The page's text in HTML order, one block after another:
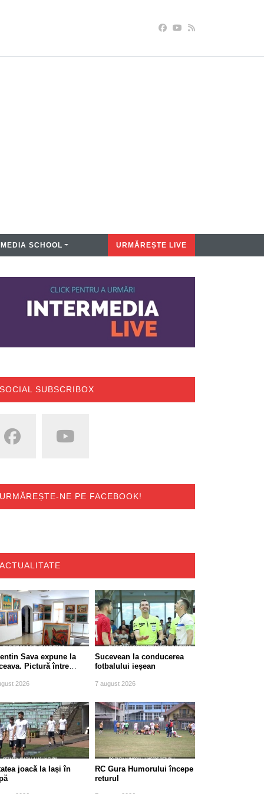
MEDIA SCHOOL URMĂREȘTE LIVE
SOCIAL SUBSCRIBOX
URMĂREȘTE-NE PE FACEBOOK!
ACTUALITATE
Sava expune la
Pictură între
2026
Sucevean la conducerea
fotbalului ieșean
7 august 2026
joacă la Iași în
RC Gura Humorului începe
returul